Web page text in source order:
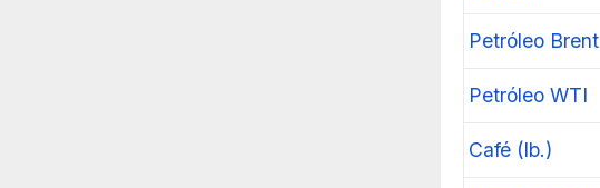
Petróleo Brent
Petróleo WTI
Café (lb.)